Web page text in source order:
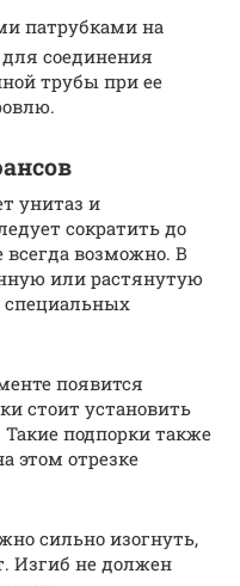
патрубками на
соединения
трубы при ее
унитаз и
сократить до
всегда возможно. В
или растянутую
появится
стоит установить
подпорки также
этом отрезке
сильно изогнуть,
Изгиб не должен